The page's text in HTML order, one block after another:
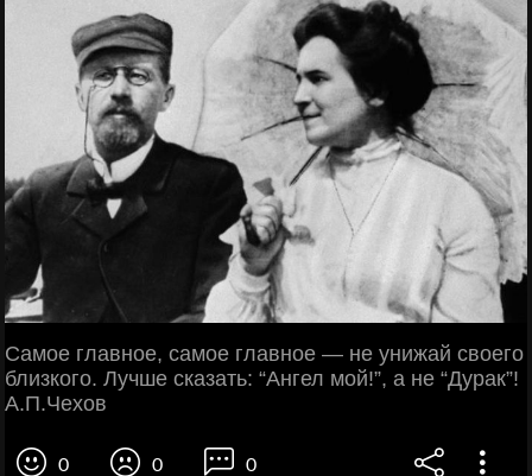
Самое главное, самое главное — не унижай своего
близкого. Лучше сказать: “Ангел мой!”, а не “Дурак”!
А.П.Чехов
0 0 0